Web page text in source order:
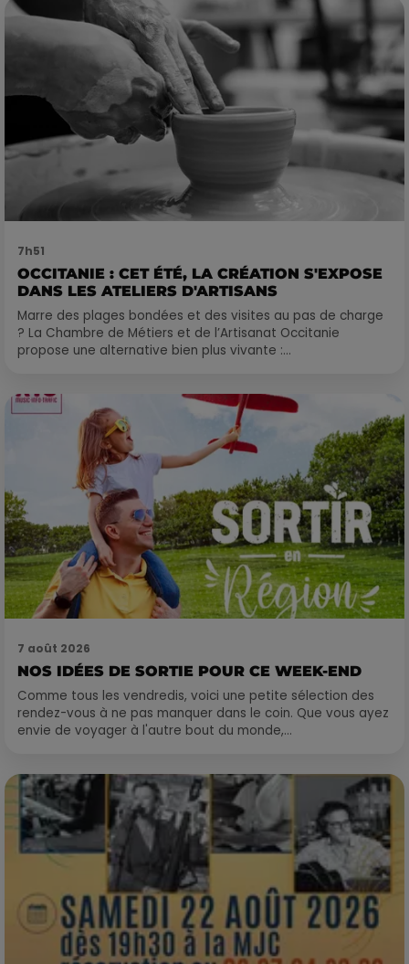
7h51
OCCITANIE : CET ÉTÉ, LA CRÉATION S'EXPOSE
DANS LES ATELIERS D'ARTISANS
Marre des plages bondées et des visites au pas de charge
? La Chambre de Métiers et de l’Artisanat Occitanie
propose une alternative bien plus vivante :...
7 août 2026
NOS IDÉES DE SORTIE POUR CE WEEK-END
Comme tous les vendredis, voici une petite sélection des
rendez-vous à ne pas manquer dans le coin. Que vous ayez
envie de voyager à l'autre bout du monde,...